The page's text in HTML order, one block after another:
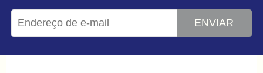
ENVIAR